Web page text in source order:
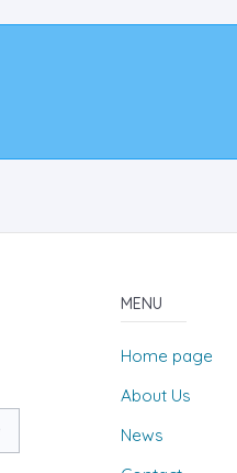
MENU
Home page
About Us
News